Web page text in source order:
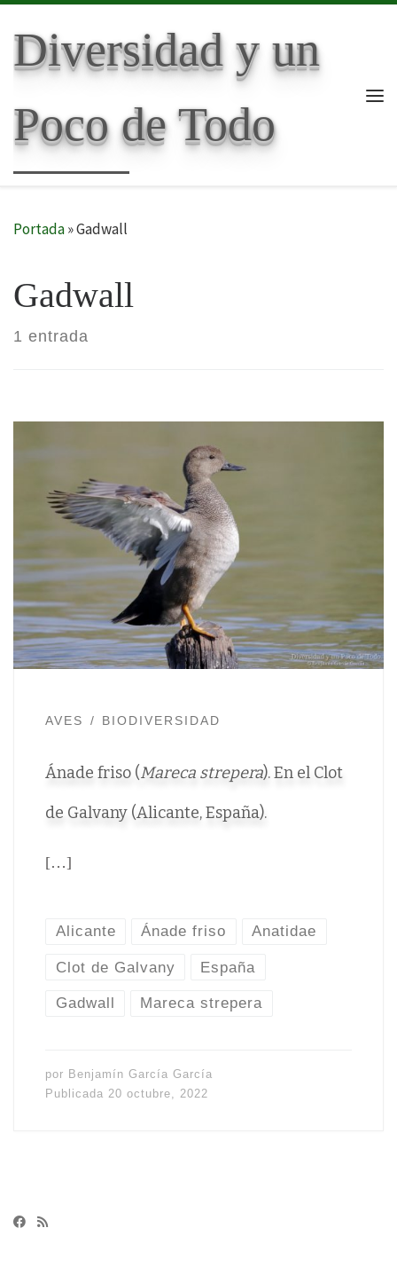
Diversidad y un
Poco de Todo
Portada»Gadwall
Gadwall
1 entrada
AVES BIODIVERSIDAD
Ánade friso (Mareca strepera). En el Clot
de Galvany (Alicante, España).
[…]
Alicante Ánade friso Anatidae
Clot de Galvany España
Gadwall Mareca strepera
por Benjamín García García
Publicada 20 octubre, 2022